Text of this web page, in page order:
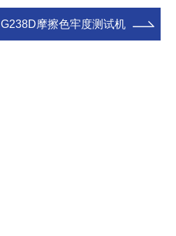
G238D摩擦色牢度测试机